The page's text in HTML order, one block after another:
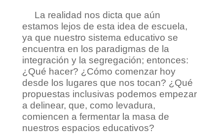
La realidad nos dicta que aún
estamos lejos de esta idea de escuela,
ya que nuestro sistema educativo se
encuentra en los paradigmas de la
integración y la segregación; entonces:
¿Qué hacer? ¿Cómo comenzar hoy
desde los lugares que nos tocan? ¿Qué
propuestas inclusivas podemos empezar
a delinear, que, como levadura,
comiencen a fermentar la masa de
nuestros espacios educativos?